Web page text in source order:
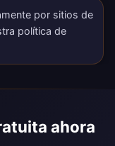
por sitios de
política de
ahora